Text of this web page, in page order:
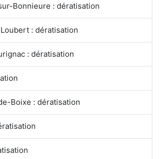
Bonnieure : dératisation
: dératisation
: dératisation
Boixe : dératisation